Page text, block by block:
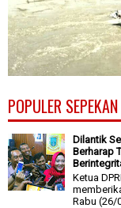
POPULER
Dilantik
Berharap
Ketua
Rabu (26/